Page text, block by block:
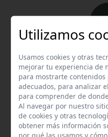
Contacta con
Utilizamos
Usamos cookies y otras
mejorar tu experiencia de
para mostrarte
adecuados, para analizar
para comprender de
Al navegar por nuestro
de cookies y otras
obtener más información
por qué las usamos y